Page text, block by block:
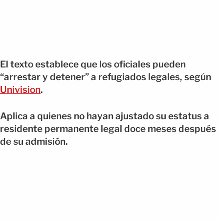
El texto establece que los oficiales pueden
“arrestar y detener” a refugiados legales, según
Univision.
Aplica a quienes no hayan ajustado su estatus a
residente permanente legal doce meses después
de su admisión.